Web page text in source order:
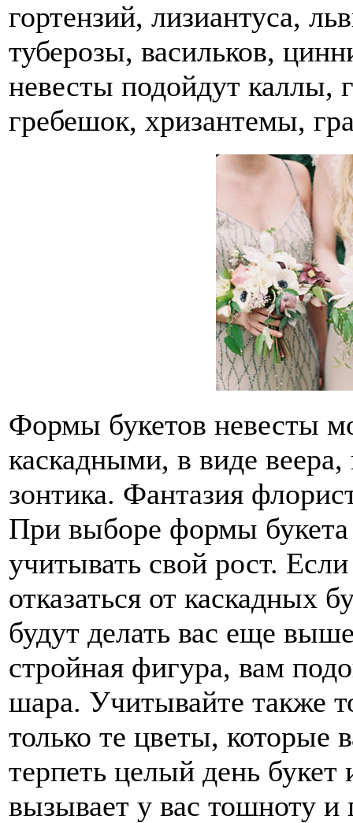
гортензий, лизиантуса,
туберозы, васильков,
невесты подойдут каллы,
гребешок, хризантемы,
Формы букетов невесты
каскадными, в виде
зонтика. Фантазия
При выборе формы
учитывать свой рост.
отказаться от каскадных
будут делать вас еще
стройная фигура, вам
шара. Учитывайте также
только те цветы, которые
терпеть целый день букет
вызывает у вас тошноту и